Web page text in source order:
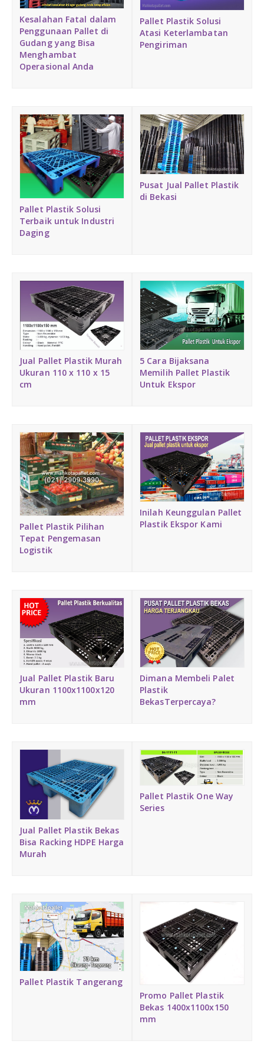
Medium Duty
Heavy Duty
PALLET KAYU
Dunnage Air Bag
Stretch Film
Opp Tape
Strapping Band
KONTAK
Kesalahan Fatal dalam
Penggunaan Pallet di
Gudang yang Bisa
Menghambat
Operasional Anda
Pallet Plastik Solusi
Atasi Keterlambatan
Pengiriman
Pallet Plastik Solusi
Terbaik untuk Industri
Daging
Pusat Jual Pallet Plastik
di Bekasi
Jual Pallet Plastik Murah
Ukuran 110 x 110 x 15
cm
5 Cara Bijaksana
Memilih Pallet Plastik
Untuk Ekspor
Pallet Plastik Pilihan
Tepat Pengemasan
Logistik
Inilah Keunggulan Pallet
Plastik Ekspor Kami
Jual Pallet Plastik Baru
Ukuran 1100x1100x120
mm
Dimana Membeli Palet
Plastik
BekasTerpercaya?
Jual Pallet Plastik Bekas
Bisa Racking HDPE Harga
Murah
Pallet Plastik One Way
Series
Pallet Plastik Tangerang
Promo Pallet Plastik
Bekas 1400x1100x150
mm